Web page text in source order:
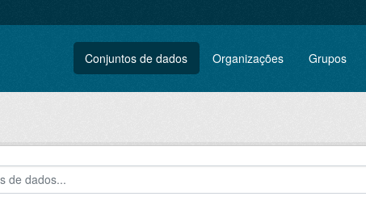
Conjuntos de dados Organizações Grupos